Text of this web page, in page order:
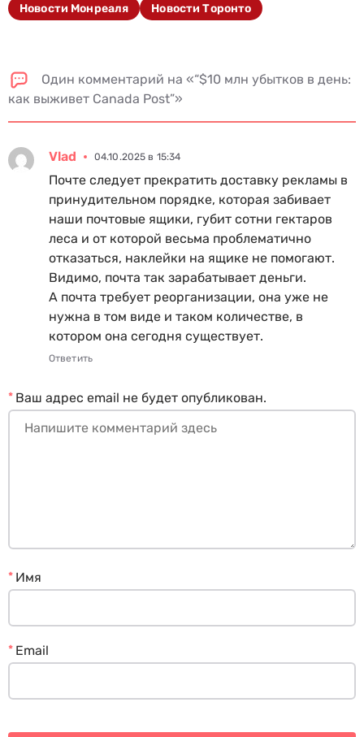
Новости Монреаля Новости Торонто
Один комментарий на «“$10 млн убытков в день:
как выживет Canada Post”»
Vlad 04.10.2025 в 15:34
Почте следует прекратить доставку рекламы в
принудительном порядке, которая забивает
наши почтовые ящики, губит сотни гектаров
леса и от которой весьма проблематично
отказаться, наклейки на ящике не помогают.
Видимо, почта так зарабатывает деньги.
А почта требует реорганизации, она уже не
нужна в том виде и таком количестве, в
котором она сегодня существует.
Ответить
Ваш адрес email не будет опубликован.
*
Имя
*
Email
*